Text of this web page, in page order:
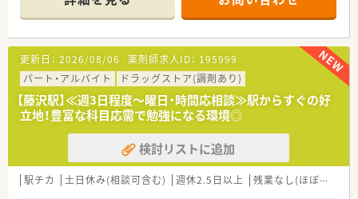
て親しまれております。
■患者さまの年齢層も比較的高く落ち着いているため、クレーム
もほとんどございません。
■急いで調剤を行うより、正確・丁寧に行いたい方におすすめで
す！
■幅広い年代の方が活躍中！
■調剤未経験の方やブランクからの復帰の方も積極的に採用し
ております。
≪こんな企業です≫
■昭和31年に創業して以来、湘南エリアを中心にドラッグスト
アを展開しております。
■本社を構えている藤沢地区を中心に店舗展開しており、隣接の
更新日： 2026/08/06 薬剤師求人ID： 195999
パート・アルバイト
ドラッグストア(調剤あり)
【藤沢駅】≪週3日程度～曜日・時間応相談≫駅からすぐの好
立地！豊富な科目応需で勉強になる環境◎
検討リストに追加
駅チカ 土日休み(相談可含む) 週休2.5日以上 残業なし(ほぼなし含む)